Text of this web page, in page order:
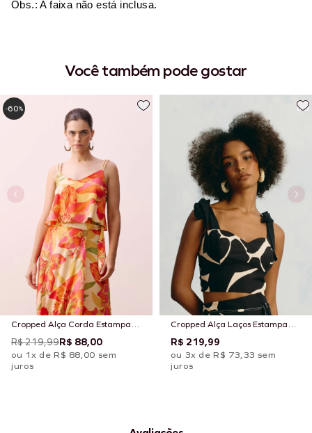
Obs.: A faixa não está inclusa.
Você também pode gostar
Cropped Alça Corda Estampado
Carimbó
R$ 219,99R$ 88,00
ou 1x de R$ 88,00 sem
juros
-60%
Cropped Alça Laços Estampado
Aurora Floral
R$ 219,99
ou 3x de R$ 73,33 sem
juros